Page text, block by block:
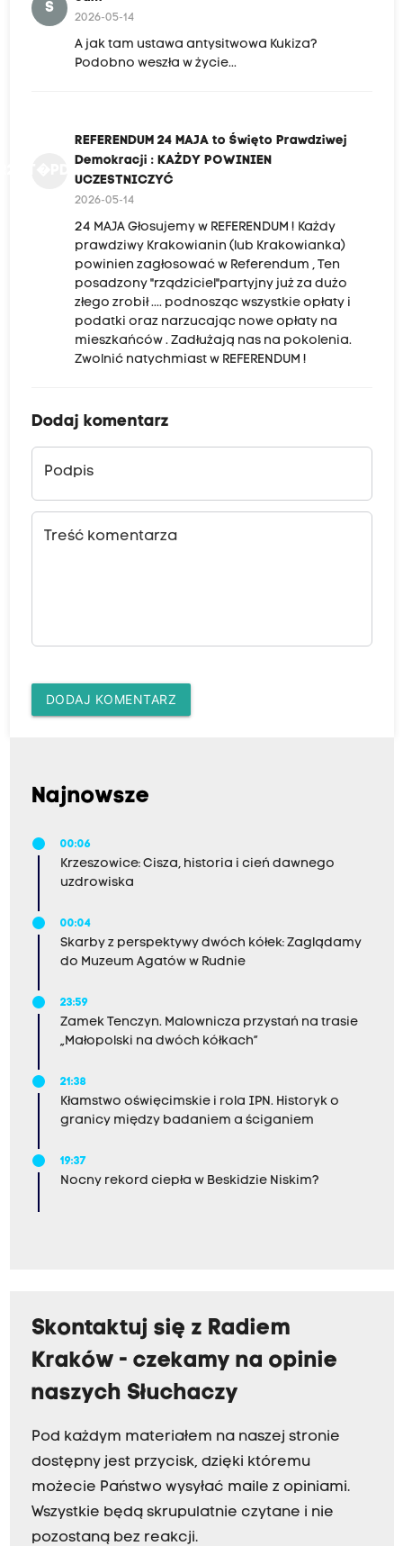
S
2026-05-14
A jak tam ustawa antysitwowa Kukiza?
Podobno weszła w życie...
REFERENDUM 24 MAJA to Święto Prawdziwej
Demokracji : KAŻDY POWINIEN
UCZESTNICZYĆ
2026-05-14
24 MAJA Głosujemy w REFERENDUM ! Każdy
prawdziwy Krakowianin (lub Krakowianka)
powinien zagłosować w Referendum , Ten
posadzony "rządziciel"partyjny już za dużo
złego zrobił .... podnosząc wszystkie opłaty i
podatki oraz narzucając nowe opłaty na
mieszkańców . Zadłużają nas na pokolenia.
Zwolnić natychmiast w REFERENDUM !
Dodaj komentarz
Podpis
Treść komentarza
DODAJ KOMENTARZ
Najnowsze
00:06
Krzeszowice: Cisza, historia i cień dawnego
uzdrowiska
00:04
Skarby z perspektywy dwóch kółek: Zaglądamy
do Muzeum Agatów w Rudnie
23:59
Zamek Tenczyn. Malownicza przystań na trasie
„Małopolski na dwóch kółkach”
21:38
Kłamstwo oświęcimskie i rola IPN. Historyk o
granicy między badaniem a ściganiem
19:37
Nocny rekord ciepła w Beskidzie Niskim?
Skontaktuj się z Radiem
Kraków - czekamy na opinie
naszych Słuchaczy
Pod każdym materiałem na naszej stronie
dostępny jest przycisk, dzięki któremu
możecie Państwo wysyłać maile z opiniami.
Wszystkie będą skrupulatnie czytane i nie
pozostaną bez reakcji.